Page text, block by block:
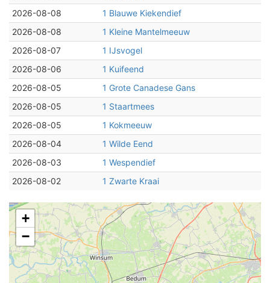
2026-08-08
1 Blauwe Kiekendief
2026-08-08
1 Kleine Mantelmeeuw
2026-08-07
1 IJsvogel
2026-08-06
1 Kuifeend
2026-08-05
1 Grote Canadese Gans
2026-08-05
1 Staartmees
2026-08-05
1 Kokmeeuw
2026-08-04
1 Wilde Eend
2026-08-03
1 Wespendief
2026-08-02
1 Zwarte Kraai
+
−